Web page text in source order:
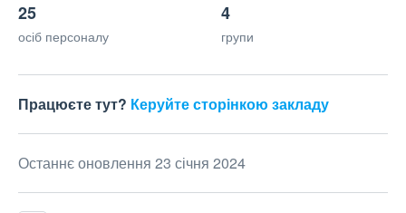
25
осіб персоналу
4
групи
Працюєте тут? Керуйте сторінкою закладу
Останнє оновлення 23 січня 2024